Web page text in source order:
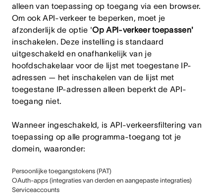
alleen van toepassing op toegang via een browser.
Om ook API-verkeer te beperken, moet je
afzonderlijk de optie 'Op API-verkeer toepassen'
inschakelen. Deze instelling is standaard
uitgeschakeld en onafhankelijk van je
hoofdschakelaar voor de lijst met toegestane IP-
adressen — het inschakelen van de lijst met
toegestane IP-adressen alleen beperkt de API-
toegang niet.
Wanneer ingeschakeld, is API-verkeersfiltering van
toepassing op alle programma-toegang tot je
domein, waaronder:
Persoonlijke toegangstokens (PAT)
OAuth-apps (integraties van derden en aangepaste integraties)
Serviceaccounts